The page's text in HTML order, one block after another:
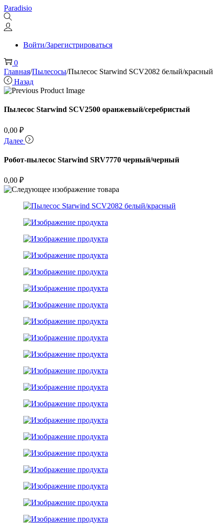
Перейти
к
навигации
Перейти
к
содержимому
Paradisio
Войти/Зарегистрироваться
0
Главная/Пылесосы/Пылесос Starwind SCV2082 белый/красный
Назад
Пылесос Starwind SCV2500 оранжевый/серебристый
0,00 ₽
Далее
Робот-пылесос Starwind SRV7770 черный/черный
0,00 ₽